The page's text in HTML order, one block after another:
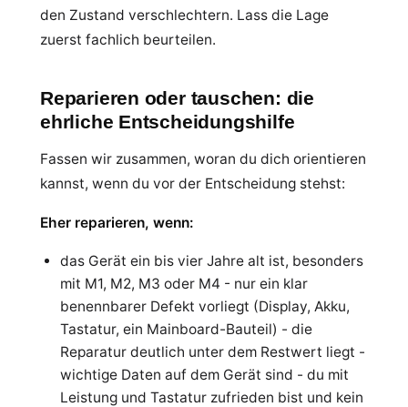
den Zustand verschlechtern. Lass die Lage
zuerst fachlich beurteilen.
Reparieren oder tauschen: die
ehrliche Entscheidungshilfe
Fassen wir zusammen, woran du dich orientieren
kannst, wenn du vor der Entscheidung stehst:
Eher reparieren, wenn:
das Gerät ein bis vier Jahre alt ist, besonders
mit M1, M2, M3 oder M4 - nur ein klar
benennbarer Defekt vorliegt (Display, Akku,
Tastatur, ein Mainboard-Bauteil) - die
Reparatur deutlich unter dem Restwert liegt -
wichtige Daten auf dem Gerät sind - du mit
Leistung und Tastatur zufrieden bist und kein